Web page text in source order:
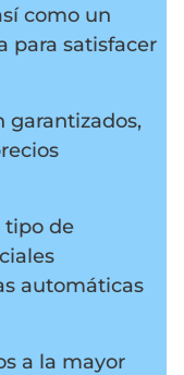
como un
para satisfacer
garantizados,
tipo de
automáticas
a la mayor